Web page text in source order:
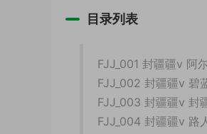
目录列表
FJJ_001 封疆疆v 阿
FJJ_002 封疆疆v 碧
FJJ_003 封疆疆v 封
FJJ_004 封疆疆v 路